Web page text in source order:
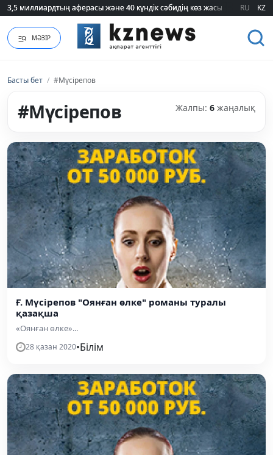
3,5 миллиардтың аферасы және 40 күндік сәбидің көз жасы:
3,5 миллиардтың аферасы және 40 күндік сәбидің көз жасы: RU KZ
МӘЗІР
Басты бет / #Мүсірепов
#Мүсірепов Жалпы: 6 жаңалық
Ғ. Мүсірепов "Оянған өлке" романы туралы
қазақша
«Оянған өлке»...
28 қазан 2020•Білім